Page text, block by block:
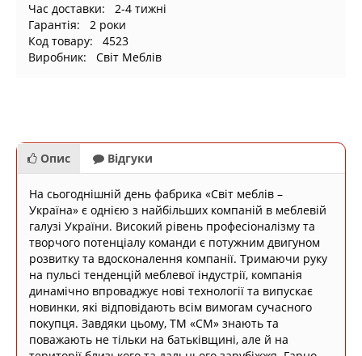
Час доставки: 2-4 тижні
Гарантія: 2 роки
Код товару: 4523
Виробник: Світ Меблів
Опис Відгуки
На сьогоднішній день фабрика «Світ меблів –
Україна» є однією з найбільших компаній в меблевій
галузі України. Високий рівень професіоналізму та
творчого потенціалу команди є потужним двигуном
розвитку та вдосконалення компанії. Тримаючи руку
на пульсі тенденцій меблевої індустрії, компанія
динамічно впроваджує нові технології та випускає
новинки, які відповідають всім вимогам сучасного
покупця. Завдяки цьому, ТМ «СМ» знають та
поважають не тільки на батьківщині, але й на